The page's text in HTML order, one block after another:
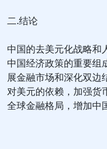
二.结论
中国的去美元化战略和
中国经济政策的重要组
展金融市场和深化双边
对美元的依赖，加强货
全球金融格局，增加中